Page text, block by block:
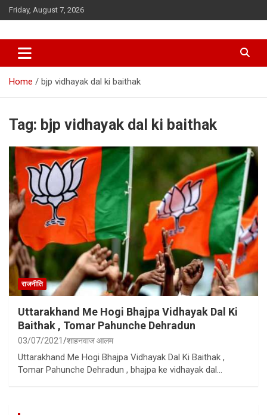
Skip
to
Friday, August 7, 2026
Home bjp vidhayak dal ki baithak
Tag: bjp vidhayak dal ki baithak
राजनीति
Uttarakhand Me Hogi Bhajpa Vidhayak Dal Ki
Baithak , Tomar Pahunche Dehradun
03/07/2021 शाहनवाज आलम
Uttarakhand Me Hogi Bhajpa Vidhayak Dal Ki Baithak ,
Tomar Pahunche Dehradun , bhajpa ke vidhayak dal…